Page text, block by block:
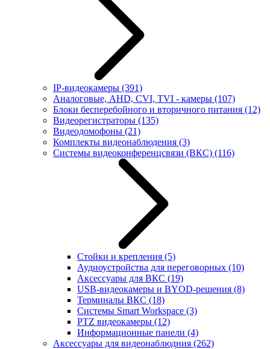
IP-видеокамеры (391)
Аналоговые, AHD, CVI, TVI - камеры (107)
Блоки бесперебойного и вторичного питания (12)
Видеорегистраторы (135)
Видеодомофоны (21)
Комплекты видеонаблюдения (3)
Системы видеоконференцсвязи (ВКС) (116)
Стойки и крепления (5)
Аудиоустройства для переговорных (10)
Аксессуары для ВКС (19)
USB-видеокамеры и BYOD-решения (8)
Терминалы ВКС (18)
Системы Smart Workspace (3)
PTZ видеокамеры (12)
Информационные панели (4)
Аксессуары для видеонаблюдния (262)